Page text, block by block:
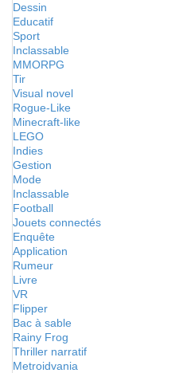
Dessin
Educatif
Sport
Inclassable
MMORPG
Tir
Visual novel
Rogue-Like
Minecraft-like
LEGO
Indies
Gestion
Mode
Inclassable
Football
Jouets connectés
Enquête
Application
Rumeur
Livre
VR
Flipper
Bac à sable
Rainy Frog
Thriller narratif
Metroidvania